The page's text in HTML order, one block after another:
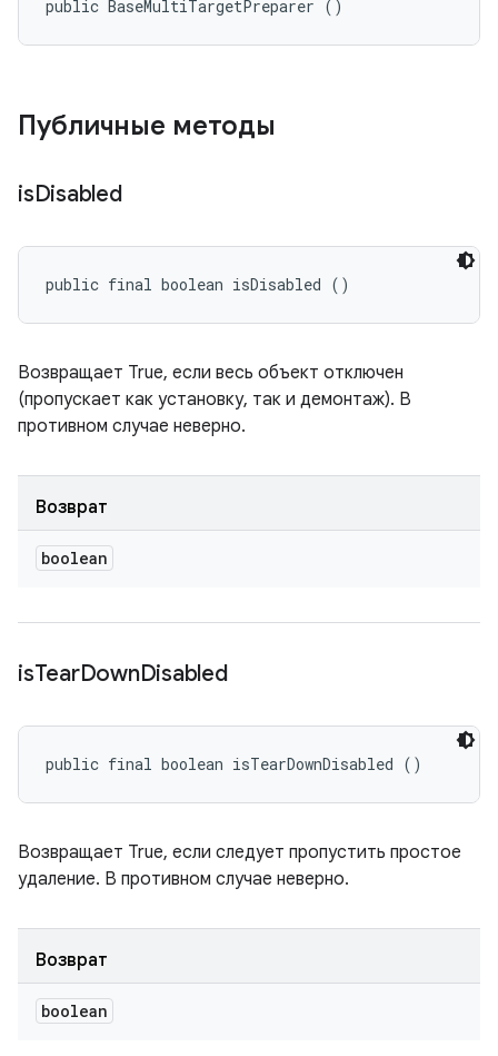
public BaseMultiTargetPreparer ()
Публичные методы
isDisabled
public final boolean isDisabled ()
Возвращает True, если весь объект отключен
(пропускает как установку, так и демонтаж). В
противном случае неверно.
Возврат
boolean
isTearDownDisabled
public final boolean isTearDownDisabled ()
Возвращает True, если следует пропустить простое
удаление. В противном случае неверно.
Возврат
boolean